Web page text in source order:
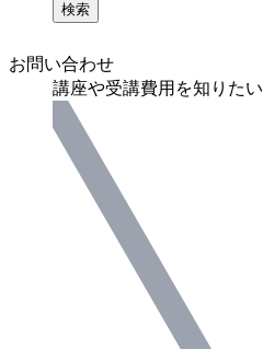
検索
お問い合わせ
講座や受講費用を知りたい